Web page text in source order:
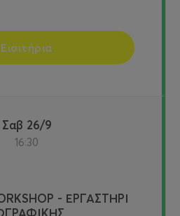
Εισιτήρια
Σαβ 26/9
16:30
- ΕΡΓΑΣΤΗΡΙ